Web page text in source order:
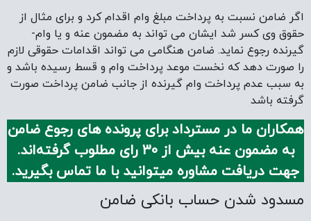
اگر ضامن نسبت به پرداخت مبلغ وام اقدام کرد و برای مثال از
حقوق وی کسر شد ایشان می­ تواند به مضمون ­عنه و یا وام­
گیرنده رجوع نماید. ضامن هنگامی می تواند اقدامات حقوقی لازم
را صورت دهد که نخست موعد پرداخت وام و قسط رسیده باشد و
به سبب عدم پرداخت وام ­گیرنده از جانب ضامن پرداخت صورت
گرفته باشد
همکاران ما در مسترداد برای پرونده های رجوع ضامن
به مضمون عنه بیش از 30 رای مطلوب گرفته‌اند.
جهت دریافت مشاوره میتوانید با ما تماس بگیرید.
مسدود شدن حساب بانکی ضامن